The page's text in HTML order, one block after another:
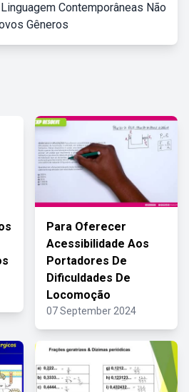
Contemporâneas Não
Gêneros
Para Oferecer
Acessibilidade Aos
Portadores De
Dificuldades De
Locomoção
07 September 2024